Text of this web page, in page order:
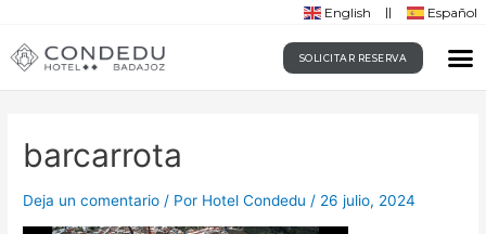
English Español
SOLICITAR RESERVA
barcarrota
Deja un comentario / Por Hotel Condedu / 26 julio, 2024